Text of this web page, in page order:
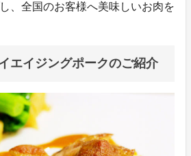
、全国のお客様へ美味しいお肉を
エイジングポークのご紹介